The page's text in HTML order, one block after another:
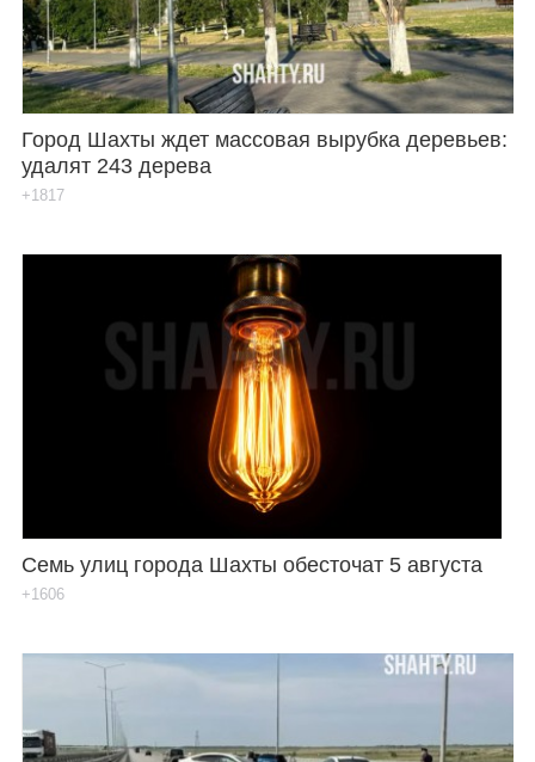
Город Шахты ждет массовая вырубка деревьев:
удалят 243 дерева
+1817
Семь улиц города Шахты обесточат 5 августа
+1606